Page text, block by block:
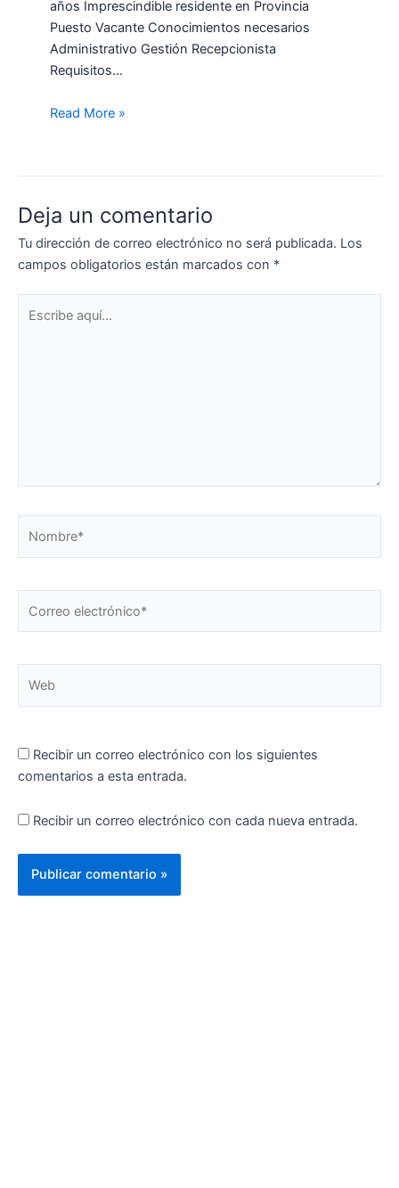
años Imprescindible residente en Provincia
Puesto Vacante Conocimientos necesarios
Administrativo Gestión Recepcionista
Requisitos…
Read More »
Deja un comentario
Tu dirección de correo electrónico no será publicada. Los
campos obligatorios están marcados con *
electrónico*
Recibir un correo electrónico con los siguientes
comentarios a esta entrada.
Recibir un correo electrónico con cada nueva entrada.